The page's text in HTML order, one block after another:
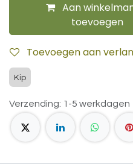
Aan
toevoegen
Toevoegen aan
Kip
Verzending: 1-5 werkdagen